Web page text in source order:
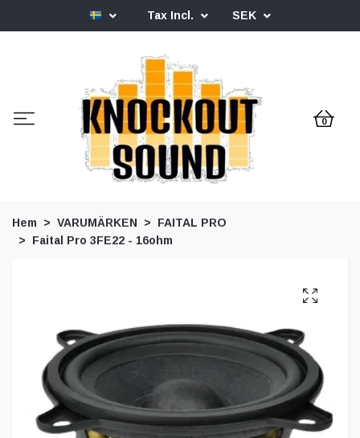
Tax Incl. SEK
0
Hem VARUMÄRKEN
FAITAL PRO
Faital Pro 3FE22 - 16ohm